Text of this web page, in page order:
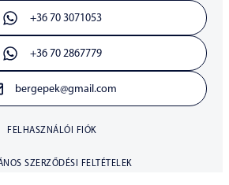
+36 70 3071053
+36 70 2867779
bergepek@gmail.com
FELHASZNÁLÓI FIÓK
SZERZŐDÉSI FELTÉTELEK